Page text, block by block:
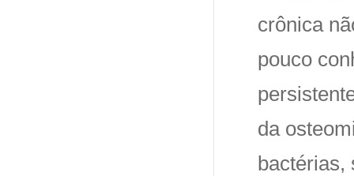
crônica
pouco
da
bactérias,